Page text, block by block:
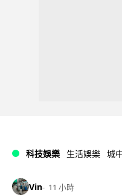
科技娛樂 生活娛樂 城
Vin 11 小時